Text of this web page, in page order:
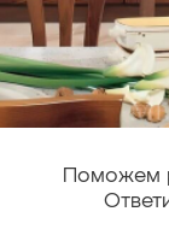
Поможем